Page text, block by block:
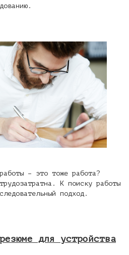
– это тоже работа?
К поиску работы
подход.
для устройства